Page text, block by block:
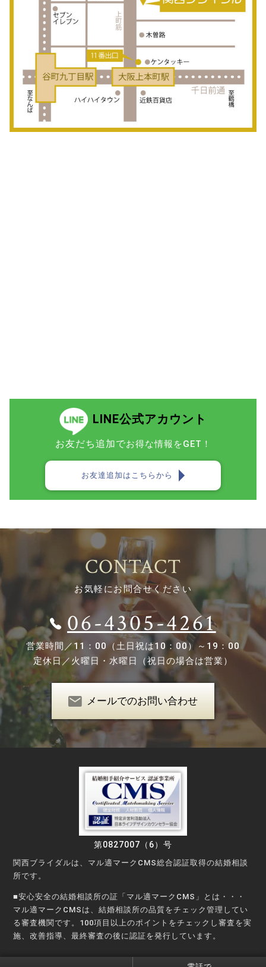
LINE公式アカウント
お友だち追加でお得な情報をGET！
お友達追加はこちらから
CONTACT
お気軽にお問合せください
06-4305-4261
営業時間／ 11：00（土日祝は10：00）～19：00
定休日／火曜日・水曜日（祝日の場合は営業）
メールでのお問い合わせ
第0827007（6）号
関西ブライダルは、マル適マークCMS総合認証取得の結婚相談
所です。
■安心安全の結婚相談所の証「マル適マークCMS」とは・・・
マル適マークCMSは、結婚相談所の品質をチェック管理してい
る審査機関です。100項目以上のポイントをチェックし審査を実
施、改善指導、最終審査の後に認証を発行しています。
©Copyright © KANSAI Bridal Party All rights reserved.